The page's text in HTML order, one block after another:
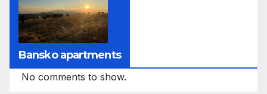
Bansko apartments
No comments to show.